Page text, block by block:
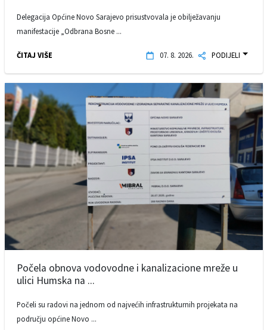
Delegacija Općine Novo Sarajevo prisustvovala je obilježavanju
manifestacije „Odbrana Bosne ...
ČITAJ VIŠE 07. 8. 2026. PODIJELI
Počela obnova vodovodne i kanalizacione mreže u
ulici Humska na ...
Počeli su radovi na jednom od najvećih infrastrukturnih projekata na
području općine Novo ...